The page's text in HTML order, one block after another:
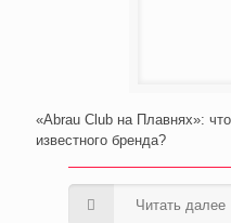
«Abrau Club на Плавнях»:
известного бренда?
Читать далее